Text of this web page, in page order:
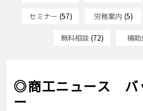
セミナー (57) 労務案内 (5)
無料相談 (72) 補助
◎商工ニュース バ
ー